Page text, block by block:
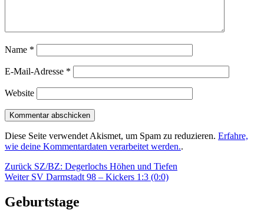
Name *
E-Mail-Adresse *
Website
Diese Seite verwendet Akismet, um Spam zu reduzieren. Erfahre,
wie deine Kommentardaten verarbeitet werden..
Beitragsnavigation
Zurück Vorheriger
Beitrag:
SZ/BZ: Degerlochs Höhen und Tiefen
Weiter Nächster
SV Darmstadt 98 – Kickers 1:3 (0:0)
Geburtstage